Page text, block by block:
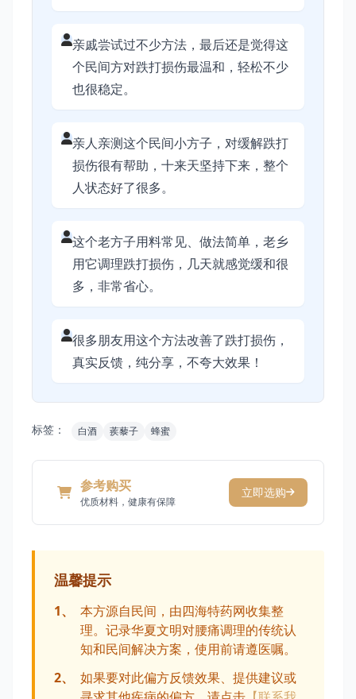
亲戚尝试过不少方法，最后还是觉得这
个民间方对跌打损伤最温和，轻松不少
也很稳定。
亲人亲测这个民间小方子，对缓解跌打
损伤很有帮助，十来天坚持下来，整个
人状态好了很多。
这个老方子用料常见、做法简单，老乡
用它调理跌打损伤，几天就感觉缓和很
多，非常省心。
很多朋友用这个方法改善了跌打损伤，
真实反馈，纯分享，不夸大效果！
标签： 白酒 蒺藜子 蜂蜜
参考购买
优质材料，健康有保障
立即选购
温馨提示
1、
本方源自民间，由四海特药网收集整
理。记录华夏文明对腰痛调理的传统认
知和民间解决方案，使用前请遵医嘱。
2、
如果要对此偏方反馈效果、提供建议或